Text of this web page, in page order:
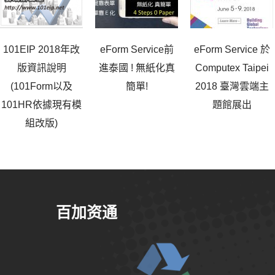
101EIP 2018年改
版資訊說明
(101Form以及
101HR依據現有模
組改版)
eForm Service前
進泰國 ! 無紙化真
簡單!
eForm Service 於
Computex Taipei
2018 臺灣雲端主
題館展出
百加资通